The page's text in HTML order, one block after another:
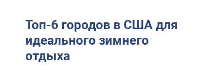
Топ-6 городов в США для
идеального зимнего
отдыха